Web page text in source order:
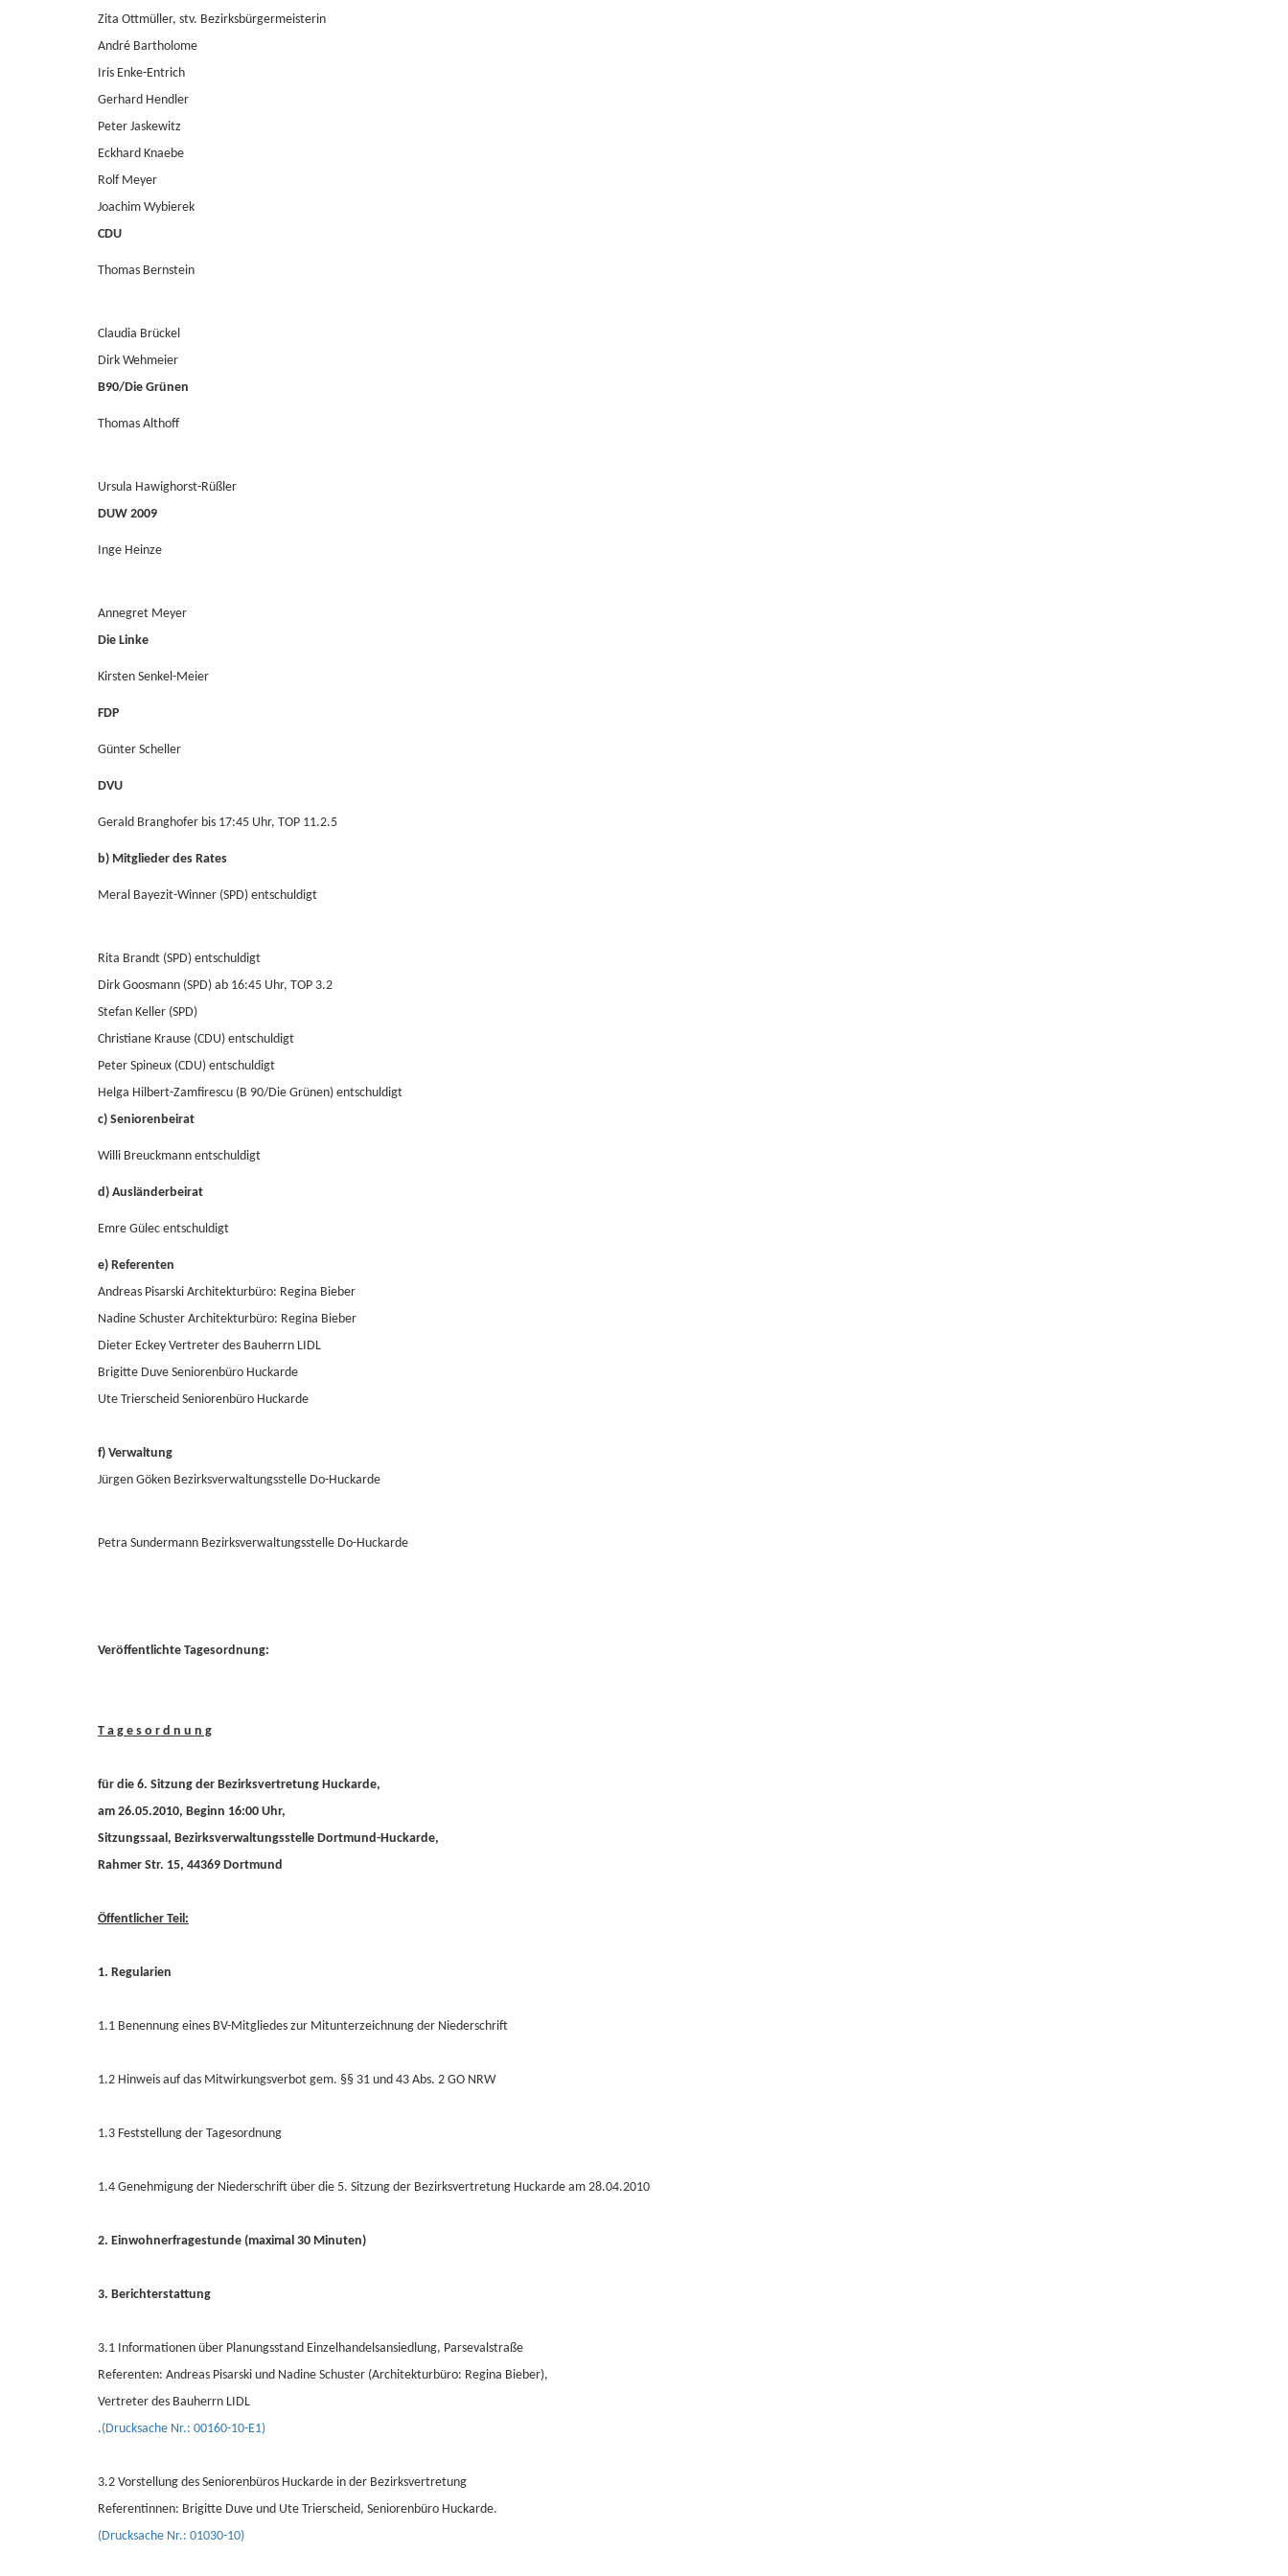
Zita Ottmüller, stv. Bezirksbürgermeisterin
André Bartholome
Iris Enke-Entrich
Gerhard Hendler
Peter Jaskewitz
Eckhard Knaebe
Rolf Meyer
Joachim Wybierek
CDU
Thomas Bernstein
Claudia Brückel
Dirk Wehmeier
B90/Die Grünen
Thomas Althoff
Ursula Hawighorst-Rüßler
DUW 2009
Inge Heinze
Annegret Meyer
Die Linke
Kirsten Senkel-Meier
FDP
Günter Scheller
DVU
Gerald Branghofer bis 17:45 Uhr, TOP 11.2.5
b) Mitglieder des Rates
Meral Bayezit-Winner (SPD) entschuldigt
Rita Brandt (SPD) entschuldigt
Dirk Goosmann (SPD) ab 16:45 Uhr, TOP 3.2
Stefan Keller (SPD)
Christiane Krause (CDU) entschuldigt
Peter Spineux (CDU) entschuldigt
Helga Hilbert-Zamfirescu (B 90/Die Grünen) entschuldigt
c) Seniorenbeirat
Willi Breuckmann entschuldigt
d) Ausländerbeirat
Emre Gülec entschuldigt
e) Referenten
Andreas Pisarski Architekturbüro: Regina Bieber
Nadine Schuster Architekturbüro: Regina Bieber
Dieter Eckey Vertreter des Bauherrn LIDL
Brigitte Duve Seniorenbüro Huckarde
Ute Trierscheid Seniorenbüro Huckarde
f) Verwaltung
Jürgen Göken Bezirksverwaltungsstelle Do-Huckarde
Petra Sundermann Bezirksverwaltungsstelle Do-Huckarde
Veröffentlichte Tagesordnung:
T a g e s o r d n u n g
für die 6. Sitzung der Bezirksvertretung Huckarde,
am 26.05.2010, Beginn 16:00 Uhr,
Sitzungssaal, Bezirksverwaltungsstelle Dortmund-Huckarde,
Rahmer Str. 15, 44369 Dortmund
Öffentlicher Teil:
1. Regularien
1.1 Benennung eines BV-Mitgliedes zur Mitunterzeichnung der Niederschrift
1.2 Hinweis auf das Mitwirkungsverbot gem. §§ 31 und 43 Abs. 2 GO NRW
1.3 Feststellung der Tagesordnung
1.4 Genehmigung der Niederschrift über die 5. Sitzung der Bezirksvertretung Huckarde am 28.04.2010
2. Einwohnerfragestunde (maximal 30 Minuten)
3. Berichterstattung
3.1 Informationen über Planungsstand Einzelhandelsansiedlung, Parsevalstraße
Referenten: Andreas Pisarski und Nadine Schuster (Architekturbüro: Regina Bieber),
Vertreter des Bauherrn LIDL
.(Drucksache Nr.: 00160-10-E1)
3.2 Vorstellung des Seniorenbüros Huckarde in der Bezirksvertretung
Referentinnen: Brigitte Duve und Ute Trierscheid, Seniorenbüro Huckarde.
(Drucksache Nr.: 01030-10)